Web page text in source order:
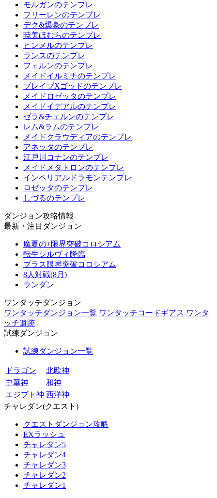
モルガンのテンプレ
フリーレンのテンプレ
デク&爆豪のテンプレ
暁美ほむらのテンプレ
ヒンメルのテンプレ
ランスのテンプレ
フェルンのテンプレ
メイドイルミナのテンプレ
ブレイブXゴッドのテンプレ
メイドロゼッタのテンプレ
メイドイデアルのテンプレ
ゼラ&チェルンのテンプレ
レム&ラムのテンプレ
メイドクラウディアのテンプレ
アネッタのテンプレ
江戸川コナンのテンプレ
メイドメタトロンのテンプレ
インペリアルドラモンテンプレ
ロゼッタのテンプレ
しづるのテンプレ
ダンジョン攻略情報
最新・注目ダンジョン
魔夏の+限界突破コロシアム
転生シルヴィ降臨
プラス限界突破コロシアム
8人対戦(8月)
ランダン
ワンタッチダンジョン
ワンタッチダンジョン一覧 ワンタッチコードギアス ワンタ
ッチ遺跡
試練ダンジョン
試練ダンジョン一覧
ドラゴン
北欧神
中華神
和神
エジプト神 西洋神
チャレダン(クエスト)
クエストダンジョン攻略
EXラッシュ
チャレダン5
チャレダン4
チャレダン3
チャレダン2
チャレダン1